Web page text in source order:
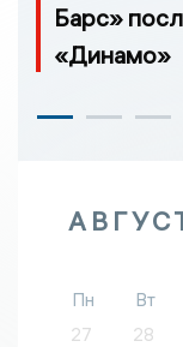
Барс»
«Динамо»
Пн Вт
27
28